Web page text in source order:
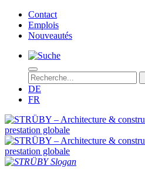
Contact
Emplois
Nouveautés
DE
FR
STRÜBY – Architecture &